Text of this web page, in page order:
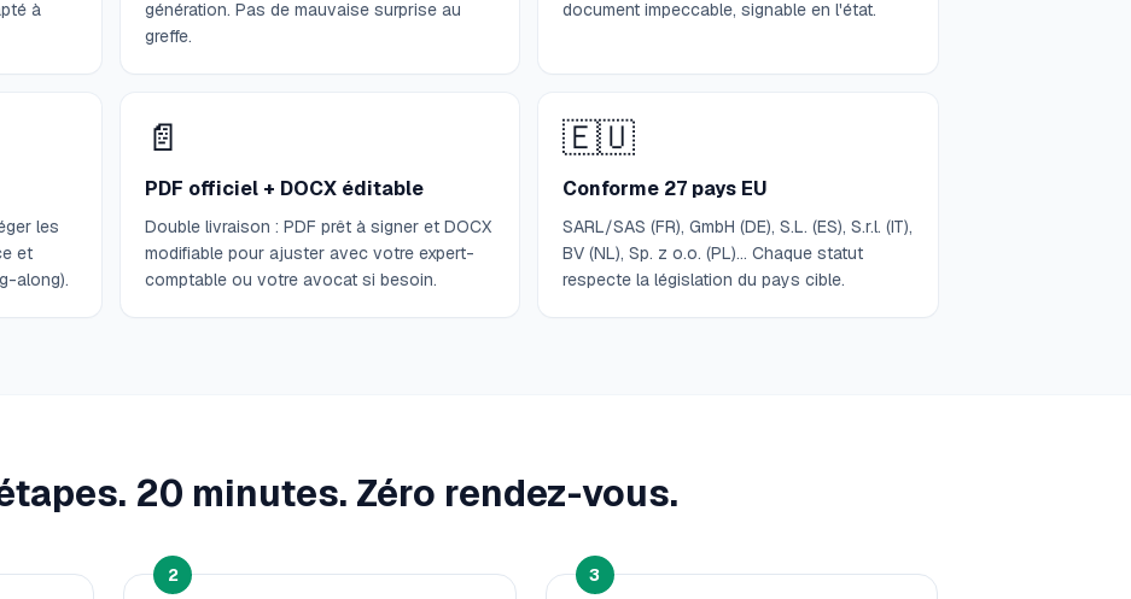
à
génération. Pas de mauvaise surprise au
greffe.
document impeccable, signable en l'état.
les
et
along).
📄
PDF officiel + DOCX éditable
Double livraison : PDF prêt à signer et DOCX
modifiable pour ajuster avec votre expert-
comptable ou votre avocat si besoin.
🇪🇺
Conforme 27 pays EU
SARL/SAS (FR), GmbH (DE), S.L. (ES), S.r.l. (IT),
BV (NL), Sp. z o.o. (PL)… Chaque statut
respecte la législation du pays cible.
20 minutes. Zéro rendez-vous.
2 3